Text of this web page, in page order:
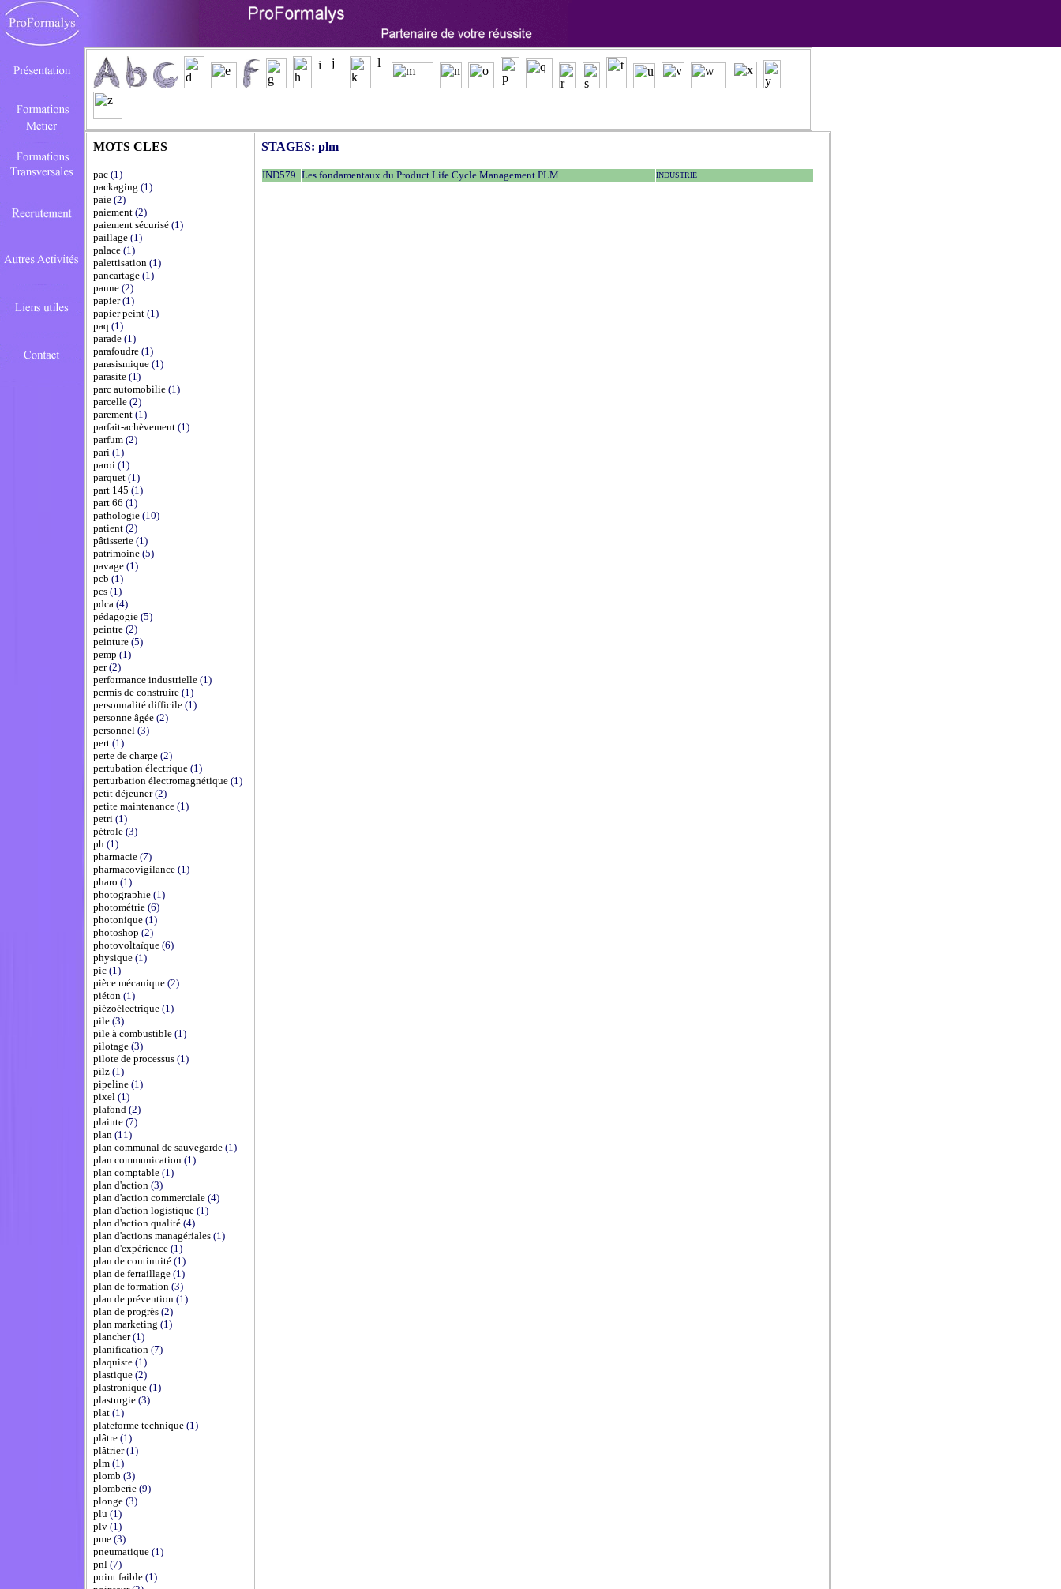
MOTS CLES
pac (1)
packaging (1)
paie (2)
paiement (2)
paiement sécurisé (1)
paillage (1)
palace (1)
palettisation (1)
pancartage (1)
panne (2)
papier(1)
papier peint (1)
paq (1)
parade (1)
parafoudre (1)
parasismique (1)
parasite (1)
parc automobilie (1)
parcelle (2)
parement (1)
parfait-achèvement (1)
parfum (2)
pari (1)
paroi (1)
parquet (1)
part 145 (1)
part 66 (1)
pathologie (10)
patient (2)
pâtisserie (1)
patrimoine (5)
pavage (1)
pcb (1)
pcs (1)
pdca (4)
pédagogie (5)
peintre (2)
peinture (5)
pemp (1)
per(2)
performance industrielle (1)
permis de construire (1)
personnalité difficile (1)
personne âgée (2)
personnel (3)
pert (1)
perte de charge (2)
pertubation électrique (1)
perturbation électromagnétique (1)
petit déjeuner(2)
petite maintenance (1)
petri (1)
pétrole (3)
ph (1)
pharmacie (7)
pharmacovigilance (1)
pharo (1)
photographie (1)
photométrie (6)
photonique (1)
photoshop (2)
photovoltaïque (6)
physique (1)
pic (1)
pièce mécanique (2)
piéton (1)
piézoélectrique (1)
pile (3)
pile à combustible (1)
pilotage (3)
pilote de processus (1)
pilz (1)
pipeline (1)
pixel (1)
plafond (2)
plainte (7)
plan (11)
plan communal de sauvegarde (1)
plan communication (1)
plan comptable (1)
plan d'action (3)
plan d'action commerciale (4)
plan d'action logistique (1)
plan d'action qualité (4)
plan d'actions managériales (1)
plan d'expérience (1)
plan de continuité (1)
plan de ferraillage (1)
plan de formation (3)
plan de prévention (1)
plan de progrès (2)
plan marketing (1)
plancher(1)
planification (7)
plaquiste (1)
plastique (2)
plastronique (1)
plasturgie (3)
plat (1)
plateforme technique (1)
plâtre (1)
plâtrier(1)
plm (1)
plomb (3)
plomberie (9)
plonge (3)
plu (1)
plv (1)
pme (3)
pneumatique (1)
pnl (7)
point faible (1)
STAGES: plm
IND579 Les fondamentaux du Product Life Cycle Management PLM INDUSTRIE